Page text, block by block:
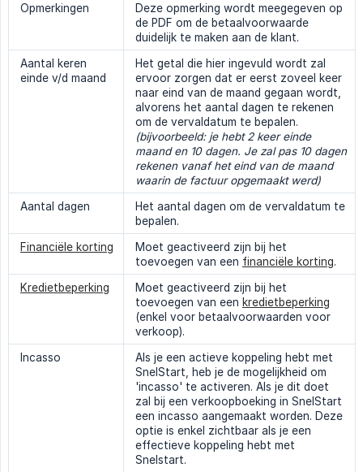
Opmerkingen
Deze opmerking wordt meegegeven op
de PDF om de betaalvoorwaarde
duidelijk te maken aan de klant.
Aantal keren
einde v/d maand
Het getal die hier ingevuld wordt zal
ervoor zorgen dat er eerst zoveel keer
naar eind van de maand gegaan wordt,
alvorens het aantal dagen te rekenen
om de vervaldatum te bepalen.
(bijvoorbeeld: je hebt 2 keer einde
maand en 10 dagen. Je zal pas 10 dagen
rekenen vanaf het eind van de maand
waarin de factuur opgemaakt werd)
Aantal dagen
Het aantal dagen om de vervaldatum te
bepalen.
Financiële korting
Moet geactiveerd zijn bij het
toevoegen van een financiële korting.
Kredietbeperking
Moet geactiveerd zijn bij het
toevoegen van een kredietbeperking
(enkel voor betaalvoorwaarden voor
verkoop).
Incasso
Als je een actieve koppeling hebt met
SnelStart, heb je de mogelijkheid om
'incasso' te activeren. Als je dit doet
zal bij een verkoopboeking in SnelStart
een incasso aangemaakt worden. Deze
optie is enkel zichtbaar als je een
effectieve koppeling hebt met
Snelstart.